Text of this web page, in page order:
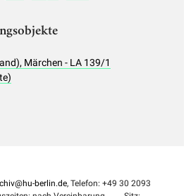
Märchen - LA 139/1
berlin.de, Telefon: +49 30 2093